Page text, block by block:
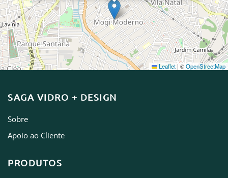
Leaflet | ©OpenStreetMap
SAGA VIDRO + DESIGN
Sobre
Apoio ao Cliente
PRODUTOS